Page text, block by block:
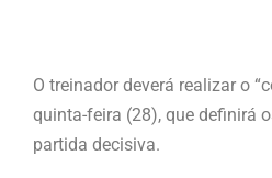
O treinador deverá realizar o
quinta-feira (28), que definirá
partida decisiva.